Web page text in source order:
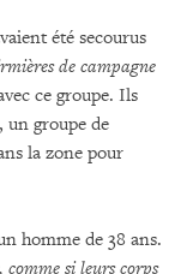
été secourus
de campagne
ce groupe. Ils
un groupe de
la zone pour
homme de 38 ans.
comme si leurscorps